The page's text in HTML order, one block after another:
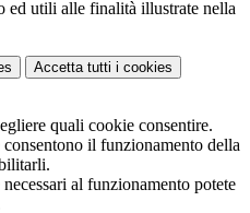
ed utili alle finalità illustrate nella
Accetta tutti i cookies
quali cookie consentire.
il funzionamento della
al funzionamento potete